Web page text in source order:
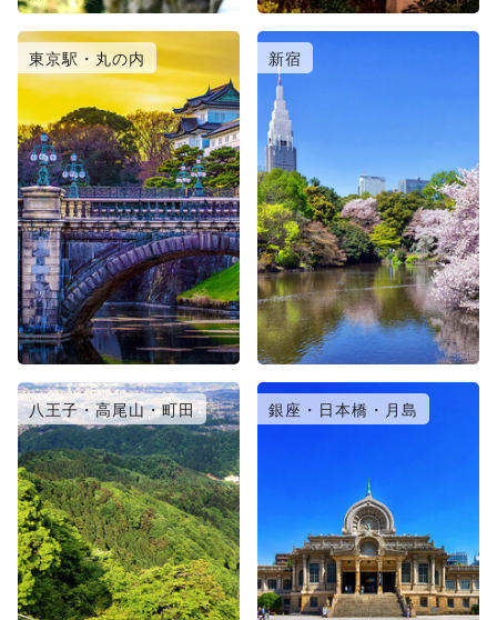
東京駅・丸の内 新宿
八王子・高尾山・町田 銀座・日本橋・月島